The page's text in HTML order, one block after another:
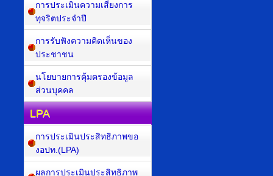
การประเมินความเสี่ยงการ
ทุจริตประจำปี
การรับฟังความคิดเห็นของ
ประชาชน
นโยบายการคุ้มครองข้อมูล
ส่วนบุคคล
LPA
การประเมินประสิทธิภาพขอ
งอปท.(LPA)
ผลการประเมินประสิทธิภาพ